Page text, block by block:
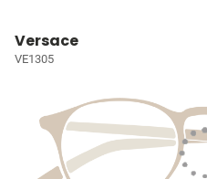
Versace
VE1305